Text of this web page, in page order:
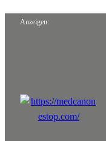
Anzeigen: